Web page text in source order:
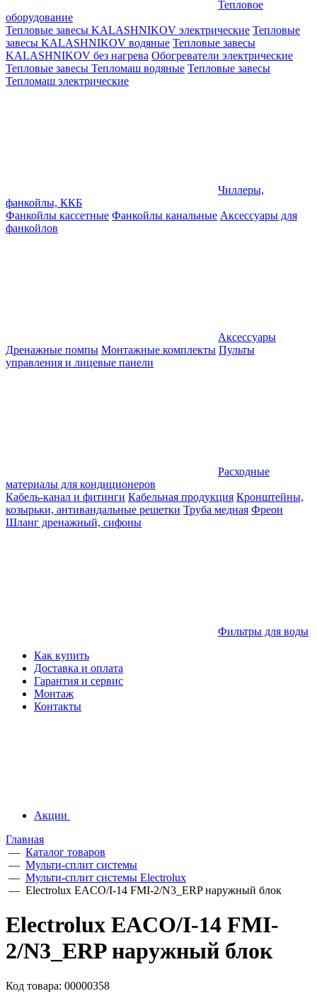
Тепловое
оборудование
Тепловые завесы KALASHNIKOV электрические Тепловые
завесы KALASHNIKOV водяные Тепловые завесы
KALASHNIKOV без нагрева Обогреватели электрические
Тепловые завесы Тепломаш водяные Тепловые завесы
Тепломаш электрические
Чиллеры,
фанкойлы, ККБ
Фанкойлы кассетные Фанкойлы канальные Аксессуары для
фанкойлов
Аксессуары
Дренажные помпы Монтажные комплекты Пульты
управления и лицевые панели
Расходные
материалы для кондиционеров
Кабель-канал и фитинги Кабельная продукция Кронштейны,
козырьки, антивандальные решетки Труба медная Фреон
Шланг дренажный, сифоны
Фильтры для воды
Как купить
Доставка и оплата
Гарантия и сервис
Монтаж
Контакты
Акции
Главная
— Каталог товаров
— Мульти-сплит системы
— Мульти-сплит системы Electrolux
— Electrolux EACO/I-14 FMI-2/N3_ERP наружный блок
Electrolux EACO/I-14 FMI-
2/N3_ERP наружный блок
Код товара: 00000358